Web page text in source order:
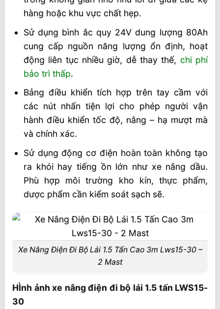
hàng hoặc khu vực chất hẹp.
Sử dụng bình ắc quy 24V dung lượng 80Ah
cung cấp nguồn năng lượng ổn định, hoạt
động liên tục nhiều giờ, dễ thay thế, chi phí
bảo trì thấp.
Bảng điều khiển tích hợp trên tay cầm với
các nút nhấn tiện lợi cho phép người vận
hành điều khiển tốc độ, nâng – hạ mượt mà
và chính xác.
Sử dụng động cơ điện hoàn toàn không tạo
ra khói hay tiếng ồn lớn như xe nâng dầu.
Phù hợp môi trường kho kín, thực phẩm,
dược phẩm cần kiểm soát sạch sẽ.
Xe Nâng Điện Đi Bộ Lái 1.5 Tấn Cao 3m Lws15-30 –
2 Mast
HÌnh ảnh xe nâng điện đi bộ lái 1.5 tấn LWS15-
30